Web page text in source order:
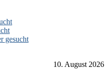
gesucht
10. August 2026